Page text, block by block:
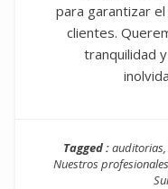
para garantizar
clientes.
tranquilidad
Tagged :auditorias,
Nuestros profesionales